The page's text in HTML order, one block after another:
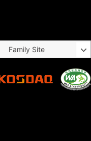
Family Site